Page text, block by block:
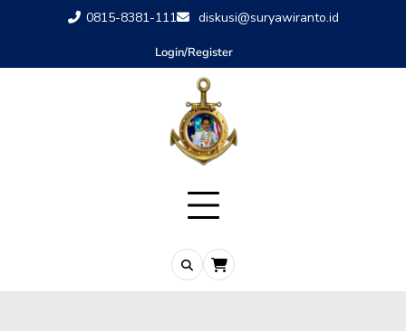
0815-8381-111 diskusi@suryawiranto.id
Login/Register